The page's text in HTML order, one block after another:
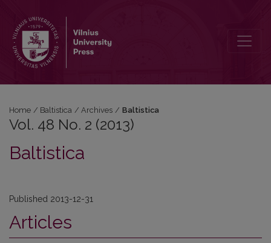
Home / Baltistica / Archives / Baltistica
Vol. 48 No. 2 (2013)
Baltistica
Published 2013-12-31
Articles